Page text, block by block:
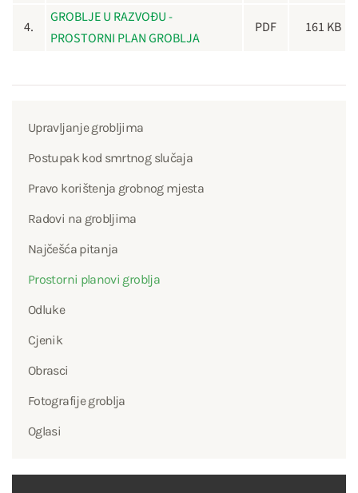
4.
GROBLJE U RAZVOĐU -
PROSTORNI PLAN GROBLJA
PDF 161 KB
Upravljanje grobljima
Postupak kod smrtnog slučaja
Pravo korištenja grobnog mjesta
Radovi na grobljima
Najčešća pitanja
Prostorni planovi groblja
Odluke
Cjenik
Obrasci
Fotografije groblja
Oglasi